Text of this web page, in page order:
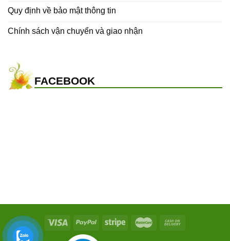
Quy định về bảo mật thông tin
Chính sách vận chuyển và giao nhận
FACEBOOK